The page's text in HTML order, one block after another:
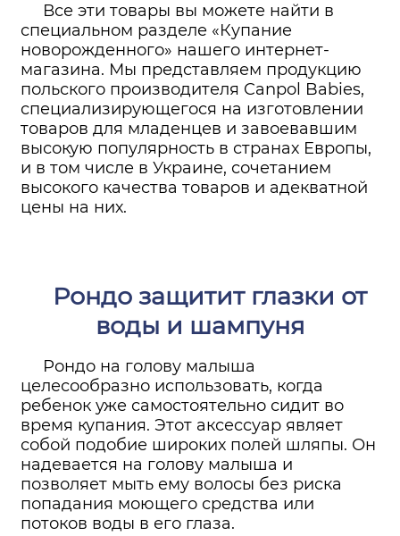
Все эти товары вы можете найти в
специальном разделе «Купание
новорожденно­го» нашего интернет-
магазина. Мы представляем продукцию
польского производителя Canpol Babies,
специализирующегося на изготовлении
товаров для младенцев и завоевавшим
высокую популярность в странах Европы,
и в том числе в Украине, сочетанием
высокого качества товаров и адекватной
цены на них.
Рондо защитит глазки от
воды и шампуня
Рондо на голову малыша
целесообразно использовать, когда
ребенок уже самостоятельно сидит во
время купания. Этот аксессуар являет
собой подобие широких полей шляпы. Он
надевается на голову малыша и
позволяет мыть ему волосы без риска
попадания моющего средства или
потоков воды в его глаза.